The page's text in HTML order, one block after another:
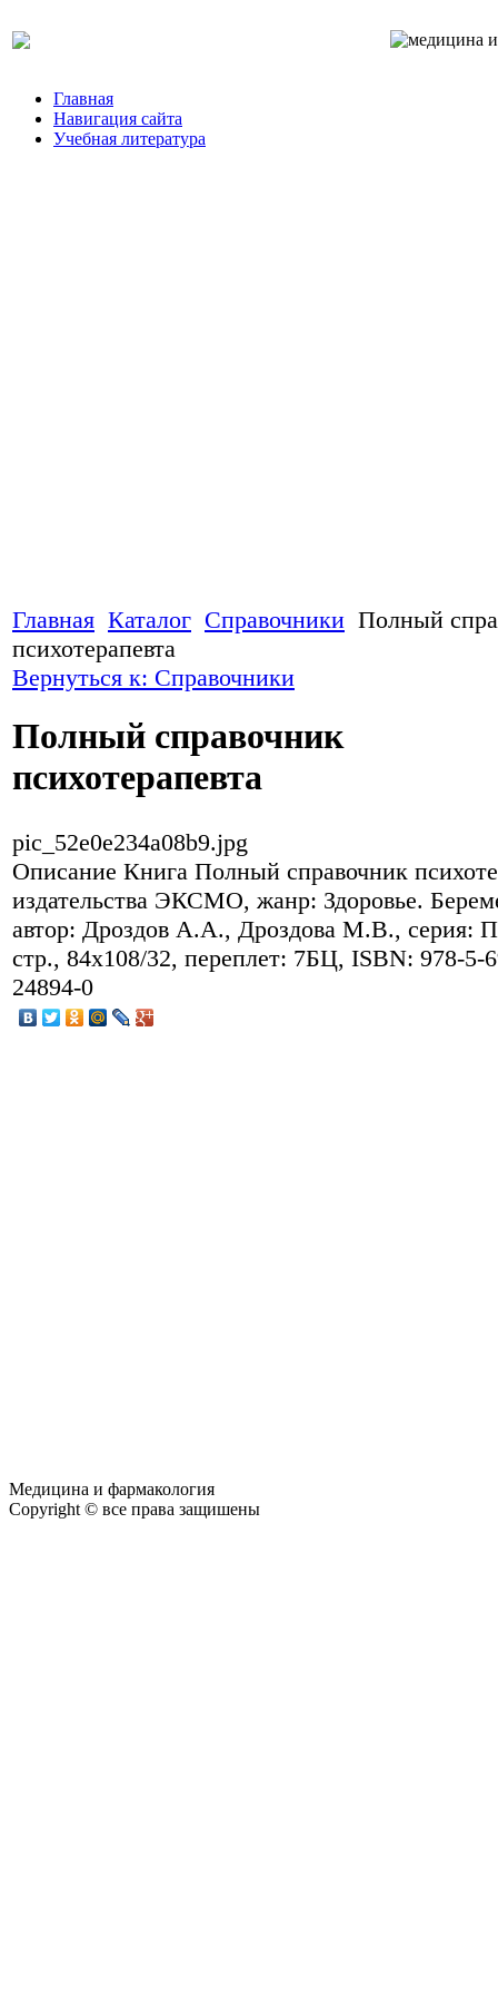
Главная
Навигация сайта
Учебная литература
Главная Каталог Справочники Полный
психотерапевта
Вернуться к: Справочники
Полный справочник
психотерапевта
pic_52e0e234a08b9.jpg
Описание Книга Полный справочник
издательства ЭКСМО, жанр: Здоровье.
автор: Дроздов А.А., Дроздова М.В., серия:
стр., 84x108/32, переплет: 7БЦ, ISBN: 978-5-
24894-0
Медицина и фармакология
Copyright © все права защишены